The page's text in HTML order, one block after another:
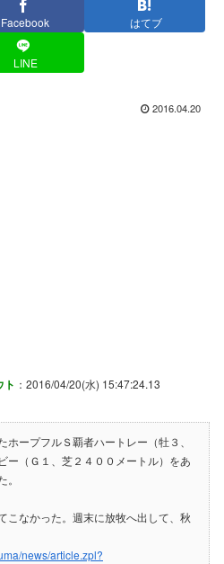
Facebook はてブ
LINE
2016.04.20
ト ：2016/04/20(水) 15:47:24.13
ープフルＳ覇者ハートレー（牡３、
ー（Ｇ１、芝２４００メートル）をあ
こなかった。週末に放牧へ出して、秋
news/article.zpl?